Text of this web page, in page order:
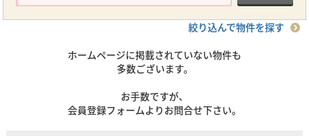
絞り込んで物件を探す
ホームページに掲載されていない物件も
多数ございます。
お手数ですが、
会員登録フォームよりお問合せ下さい。